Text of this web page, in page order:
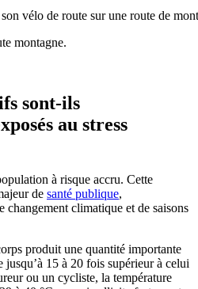
montagne.
sont-ils
au stress
à risque accru. Cette
de santé publique,
changement climatique et de saisons
produit une quantité importante
jusqu’à 15 à 20 fois supérieur à celui
ou un cycliste, la température